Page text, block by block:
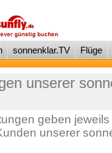
sonnenklar.TV Flüge
unserer
geben
unserer